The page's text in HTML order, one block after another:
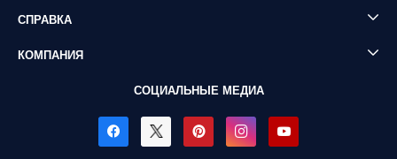
СПРАВКА
КОМПАНИЯ
СОЦИАЛЬНЫЕ МЕДИА